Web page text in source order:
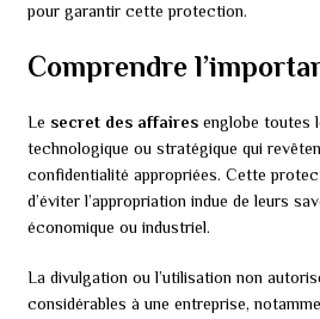
pour garantir cette protection.
Comprendre
Le secret des affaires englobe toutes
technologique ou stratégique qui
confidentialité appropriées. Cette
d’éviter l’appropriation indue de leurs
économique ou industriel.
La divulgation ou l’utilisation non
considérables à une entreprise,